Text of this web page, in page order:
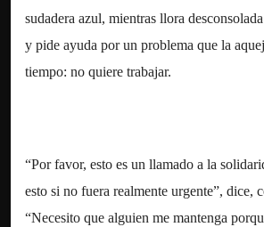
sudadera azul, mientras llora
y pide ayuda por un problema que la
tiempo: no quiere trabajar.
“Por favor, esto es un llamado a la
esto si no fuera realmente urgente”, dice,
“Necesito que alguien me mantenga